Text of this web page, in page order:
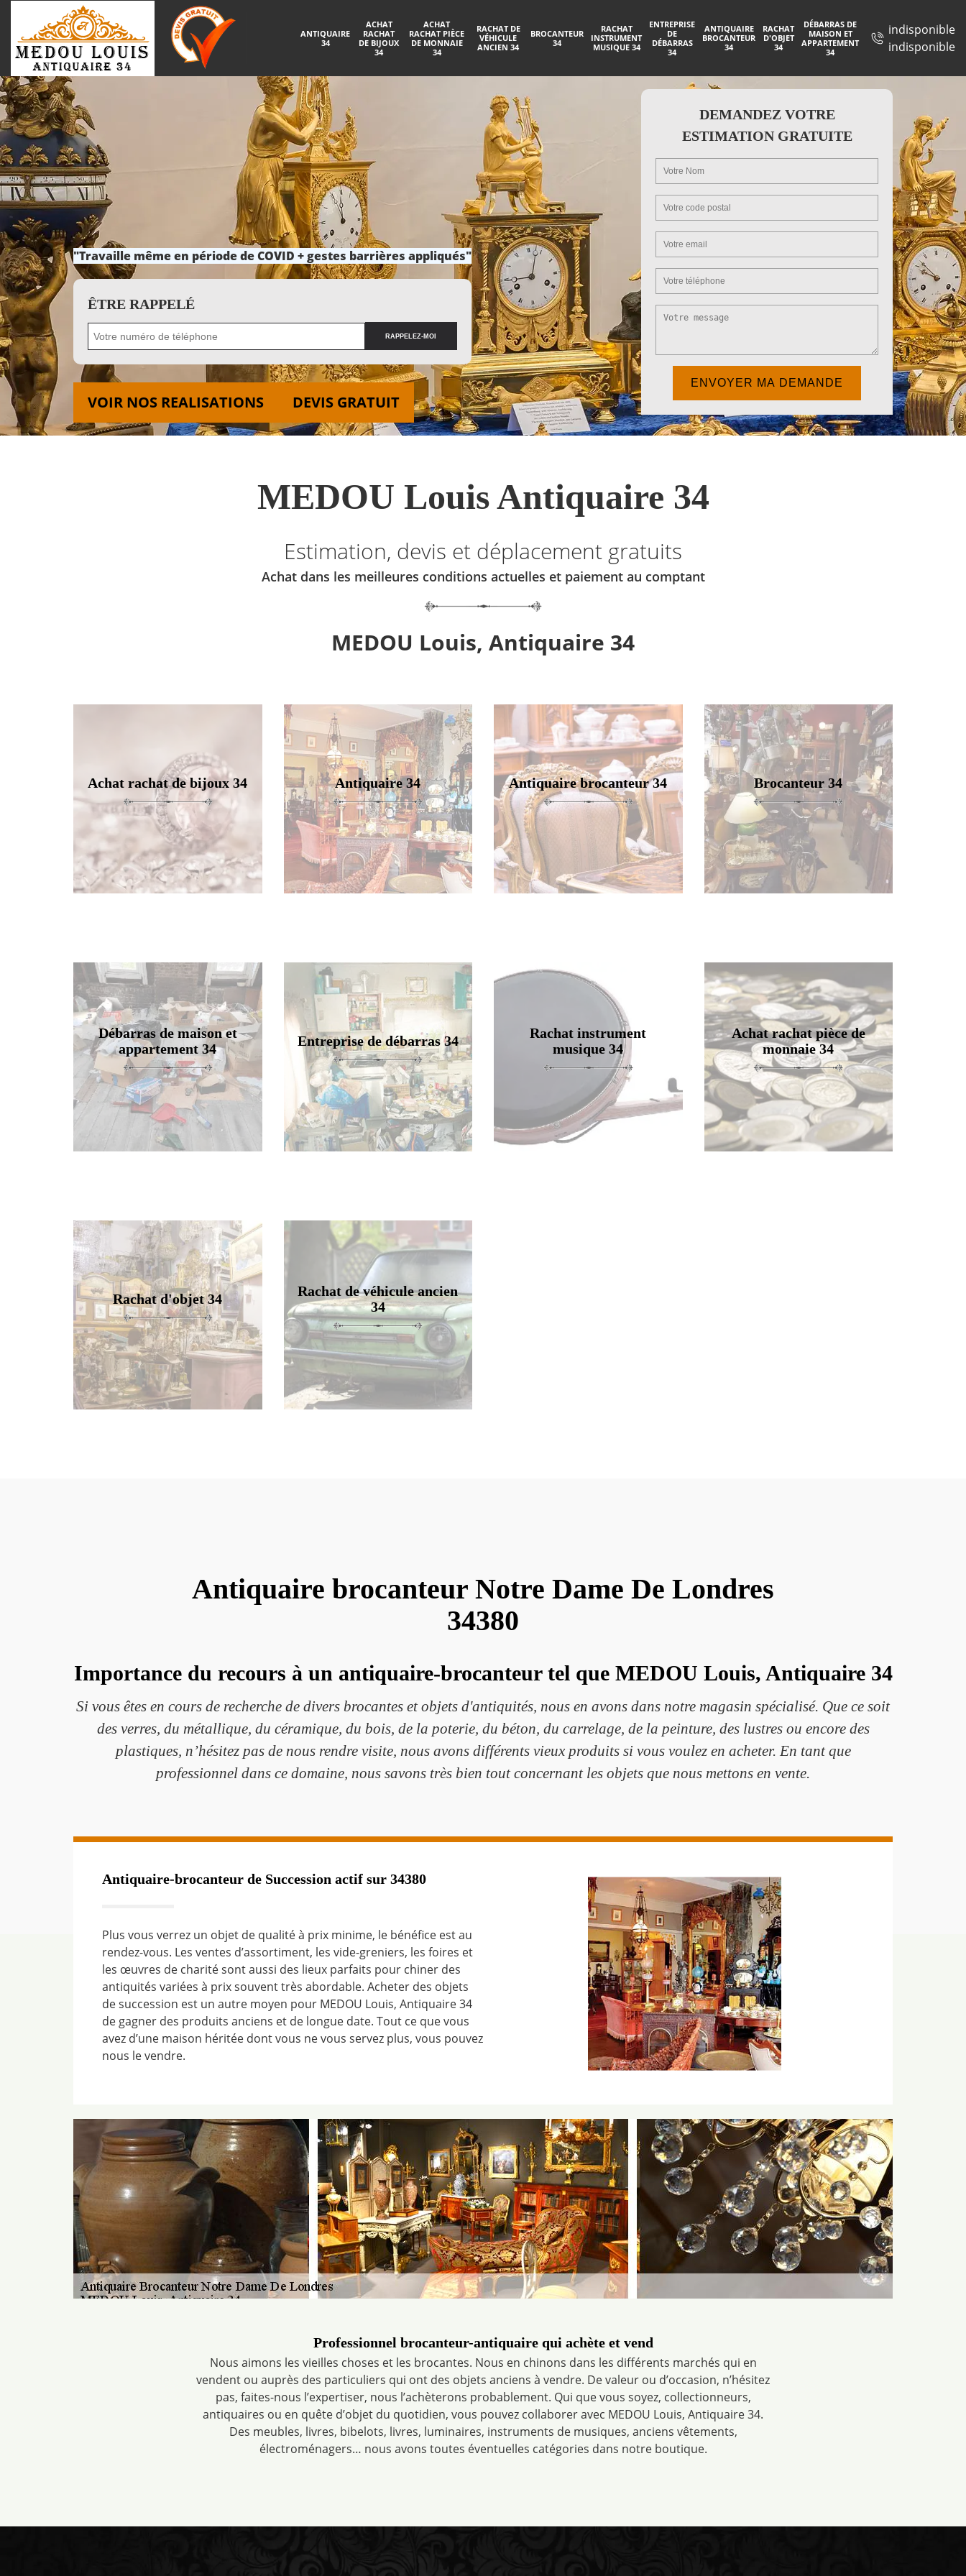
ANTIQUAIRE
34
ACHAT
RACHAT
DE BIJOUX
34
ACHAT
RACHAT PIÈCE
DE MONNAIE
34
RACHAT DE
VÉHICULE
ANCIEN 34
BROCANTEUR
34
RACHAT
INSTRUMENT
MUSIQUE 34
ENTREPRISE
DE
DÉBARRAS
34
ANTIQUAIRE
BROCANTEUR
34
RACHAT
D'OBJET
34
DÉBARRAS DE
MAISON ET
APPARTEMENT
34
indisponible
indisponible
"Travaille même en période de COVID + gestes barrières appliqués"
ÊTRE RAPPELÉ
VOIR NOS REALISATIONS DEVIS GRATUIT
DEMANDEZ VOTRE
ESTIMATION GRATUITE
MEDOU Louis Antiquaire 34
Estimation, devis et déplacement gratuits
Achat dans les meilleures conditions actuelles et paiement au comptant
MEDOU Louis, Antiquaire 34
Achat rachat de bijoux 34 Antiquaire 34 Antiquaire brocanteur 34 Brocanteur 34
Débarras de maison et
appartement 34
Entreprise de débarras 34
Rachat instrument
musique 34
Achat rachat pièce de
monnaie 34
Rachat d'objet 34
Rachat de véhicule ancien
34
Antiquaire brocanteur Notre Dame De Londres
34380
Importance du recours à un antiquaire-brocanteur tel que MEDOU Louis, Antiquaire 34
Si vous êtes en cours de recherche de divers brocantes et objets d'antiquités, nous en avons dans notre magasin spécialisé. Que ce soit
des verres, du métallique, du céramique, du bois, de la poterie, du béton, du carrelage, de la peinture, des lustres ou encore des
plastiques, n’hésitez pas de nous rendre visite, nous avons différents vieux produits si vous voulez en acheter. En tant que
professionnel dans ce domaine, nous savons très bien tout concernant les objets que nous mettons en vente.
Antiquaire-brocanteur de Succession actif sur 34380
Plus vous verrez un objet de qualité à prix minime, le bénéfice est au
rendez-vous. Les ventes d’assortiment, les vide-greniers, les foires et
les œuvres de charité sont aussi des lieux parfaits pour chiner des
antiquités variées à prix souvent très abordable. Acheter des objets
de succession est un autre moyen pour MEDOU Louis, Antiquaire 34
de gagner des produits anciens et de longue date. Tout ce que vous
avez d’une maison héritée dont vous ne vous servez plus, vous pouvez
nous le vendre.
Professionnel brocanteur-antiquaire qui achète et vend
Nous aimons les vieilles choses et les brocantes. Nous en chinons dans les différents marchés qui en
vendent ou auprès des particuliers qui ont des objets anciens à vendre. De valeur ou d’occasion, n’hésitez
pas, faites-nous l’expertiser, nous l’achèterons probablement. Qui que vous soyez, collectionneurs,
antiquaires ou en quête d’objet du quotidien, vous pouvez collaborer avec MEDOU Louis, Antiquaire 34.
Des meubles, livres, bibelots, livres, luminaires, instruments de musiques, anciens vêtements,
électroménagers… nous avons toutes éventuelles catégories dans notre boutique.